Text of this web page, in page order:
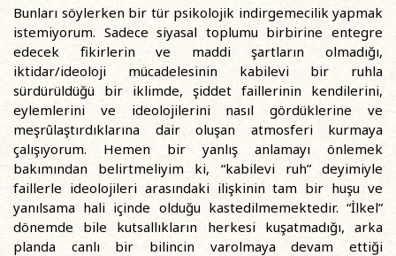
Bunları söylerken bir tür psikolojik indirgemecilik yapmak
istemiyorum. Sadece siyasal toplumu birbirine entegre
edecek fikirlerin ve maddi şartların olmadığı,
iktidar/ideoloji mücadelesinin kabilevi bir ruhla
sürdürüldüğü bir iklimde, şiddet faillerinin kendilerini,
eylemlerini ve ideolojilerini nasıl gördüklerine ve
meşrûlaştırdıklarına dair oluşan atmosferi kurmaya
çalışıyorum. Hemen bir yanlış anlamayı önlemek
bakımından belirtmeliyim ki, “kabilevi ruh” deyimiyle
faillerle ideolojileri arasındaki ilişkinin tam bir huşu ve
yanılsama hali içinde olduğu kastedilmemektedir. “İlkel”
dönemde bile kutsallıkların herkesi kuşatmadığı, arka
planda canlı bir bilincin varolmaya devam ettiği